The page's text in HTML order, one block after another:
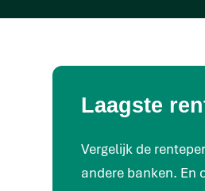
Laagste
Vergelijk de
andere banken. En